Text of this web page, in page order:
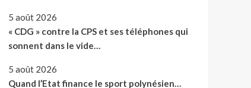
5 août 2026
« CDG » contre la CPS et ses téléphones qui
sonnent dans le vide…
5 août 2026
Quand l’Etat finance le sport polynésien…